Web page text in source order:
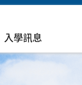
入學訊息